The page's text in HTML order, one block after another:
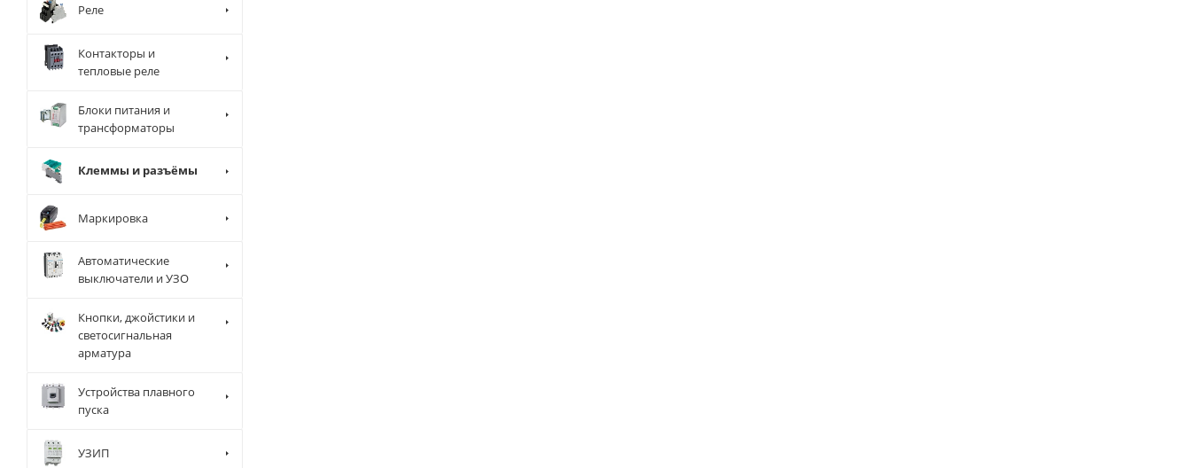
Реле
Контакторы и
тепловые реле
Блоки питания и
трансформаторы
Клеммы и разъёмы
Маркировка
Автоматические
выключатели и УЗО
Кнопки, джойстики и
светосигнальная
арматура
Устройства плавного
пуска
УЗИП